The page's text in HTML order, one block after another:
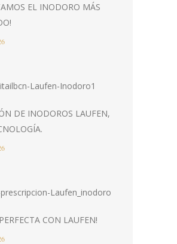
EL INODORO MÁS
DE INODOROS LAUFEN,
CON LAUFEN!